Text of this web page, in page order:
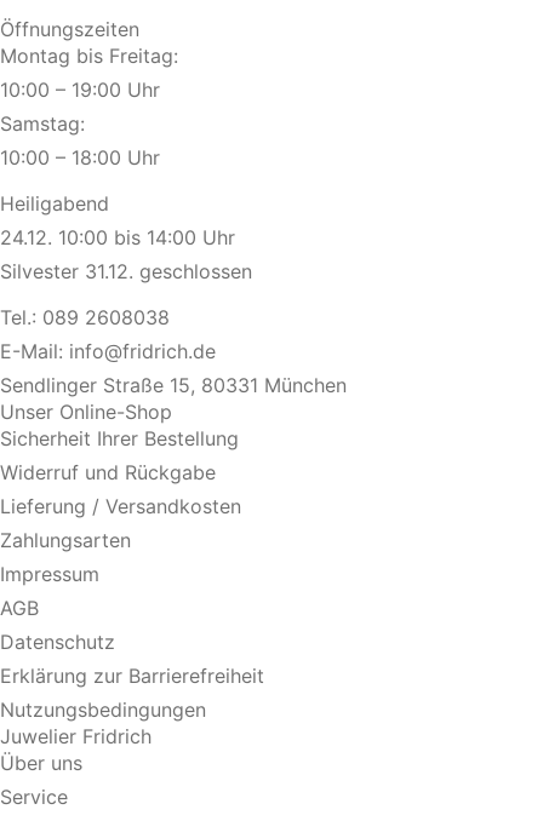
Öffnungszeiten
Montag bis Freitag:
10:00 – 19:00 Uhr
Samstag:
10:00 – 18:00 Uhr
Heiligabend
24.12. 10:00 bis 14:00 Uhr
Silvester 31.12. geschlossen
Tel.: 089 2608038
E-Mail: info@fridrich.de
Sendlinger Straße 15, 80331 München
Unser Online-Shop
Sicherheit Ihrer Bestellung
Widerruf und Rückgabe
Lieferung / Versandkosten
Zahlungsarten
Impressum
AGB
Datenschutz
Erklärung zur Barrierefreiheit
Nutzungsbedingungen
Juwelier Fridrich
Über uns
Service